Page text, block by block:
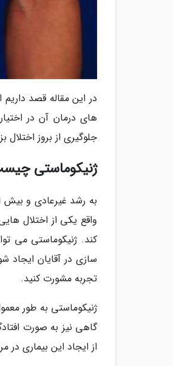
در این مقاله قصد
جلوگیری از بروز
ژنیکوماستی
واقع یکی از اختلال
کند. ژنیکوماستی می
سازی در آقایان ایجاد
تجربه مشورت کنید.
ژنیکوماستی به طور
گاهی نیز به صورت
از ایجاد این بیماری در